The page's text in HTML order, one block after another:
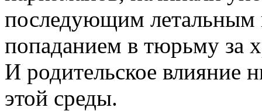
последующим летальным
попаданием в тюрьму за
И родительское влияние
этой среды.